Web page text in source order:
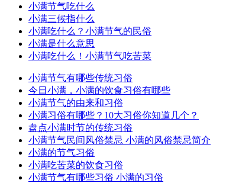
小满节气吃什么
小满三候指什么
小满吃什么？小满节气的民俗
小满是什么意思
小满吃什么！小满节气吃苦菜
小满节气有哪些传统习俗
今日小满，小满的饮食习俗有哪些
小满节气的由来和习俗
小满习俗有哪些？10大习俗你知道几个？
盘点小满时节的传统习俗
小满节气民间风俗禁忌 小满的风俗禁忌简介
小满的节气习俗
小满吃苦菜的饮食习俗
小满节气有哪些习俗 小满的习俗